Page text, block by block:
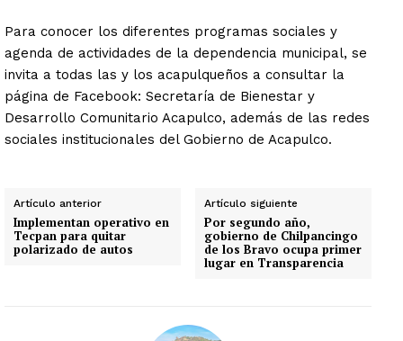
Para conocer los diferentes programas sociales y
agenda de actividades de la dependencia municipal, se
invita a todas las y los acapulqueños a consultar la
página de Facebook: Secretaría de Bienestar y
Desarrollo Comunitario Acapulco, además de las redes
sociales institucionales del Gobierno de Acapulco.
Artículo anterior
Implementan operativo en
Tecpan para quitar
polarizado de autos
Artículo siguiente
Por segundo año,
gobierno de Chilpancingo
de los Bravo ocupa primer
lugar en Transparencia